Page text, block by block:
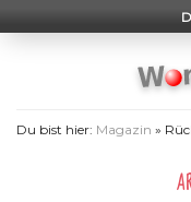
to
Du bist hier: Magazin »